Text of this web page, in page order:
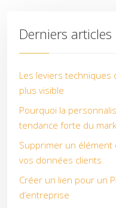
Derniers articles
Les leviers techniques
plus visible
Pourquoi la
tendance forte du
Supprimer un élément
vos données clients
Créer un lien pour un
d’entreprise